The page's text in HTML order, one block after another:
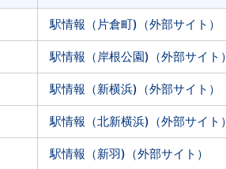
駅情報（片倉町)（外部サイト）
駅情報（岸根公園)（外部サイト）
駅情報（新横浜)（外部サイト）
駅情報（北新横浜)（外部サイト）
駅情報（新羽)（外部サイト）